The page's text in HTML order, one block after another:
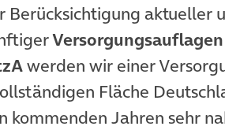
Berücksichtigung aktueller
werden wir einer
Fläche
kommenden Jahren sehr